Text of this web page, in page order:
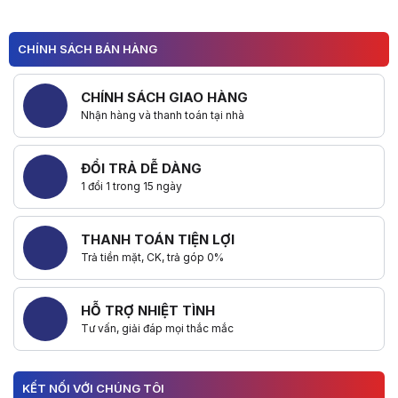
CHÍNH SÁCH BÁN HÀNG
CHÍNH SÁCH GIAO HÀNG
Nhận hàng và thanh toán tại nhà
ĐỔI TRẢ DỄ DÀNG
1 đổi 1 trong 15 ngày
THANH TOÁN TIỆN LỢI
Trả tiền mặt, CK, trả góp 0%
HỖ TRỢ NHIỆT TÌNH
Tư vấn, giải đáp mọi thắc mắc
KẾT NỐI VỚI CHÚNG TÔI